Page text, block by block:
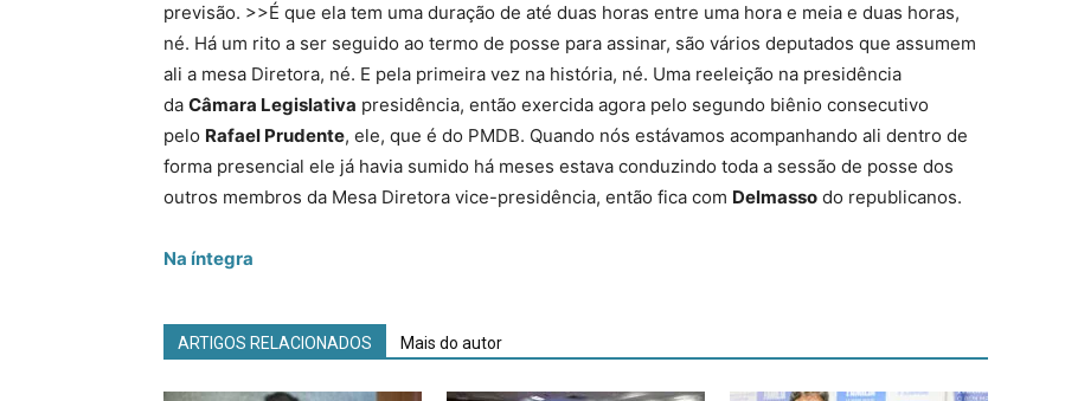
previsão. >>É que ela tem uma duração de até duas horas entre uma hora e meia e duas horas,
né. Há um rito a ser seguido ao termo de posse para assinar, são vários deputados que assumem
ali a mesa Diretora, né. E pela primeira vez na história, né. Uma reeleição na presidência
da Câmara Legislativa presidência, então exercida agora pelo segundo biênio consecutivo
pelo Rafael Prudente, ele, que é do PMDB. Quando nós estávamos acompanhando ali dentro de
forma presencial ele já havia sumido há meses estava conduzindo toda a sessão de posse dos
outros membros da Mesa Diretora vice-presidência, então fica com Delmasso do republicanos.
Na íntegra
ARTIGOS RELACIONADOS Mais do autor